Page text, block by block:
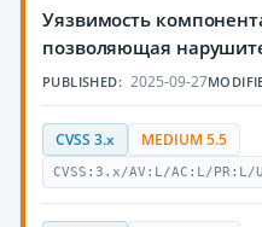
Уязвимость
позволяющая
PUBLISHED: 2025-09-27
CVSS 3.x MEDIUM 5.5
CVSS:3.x/AV:L/AC:L/